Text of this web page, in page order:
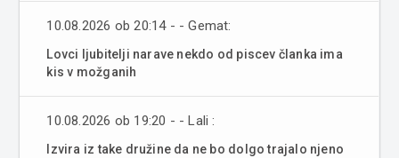
10.08.2026 ob 20:14 - - Gemat:
Lovci ljubitelji narave nekdo od piscev članka ima
kis v možganih
10.08.2026 ob 19:20 - - Lali :
Izvira iz take družine da ne bo dolgo trajalo njeno